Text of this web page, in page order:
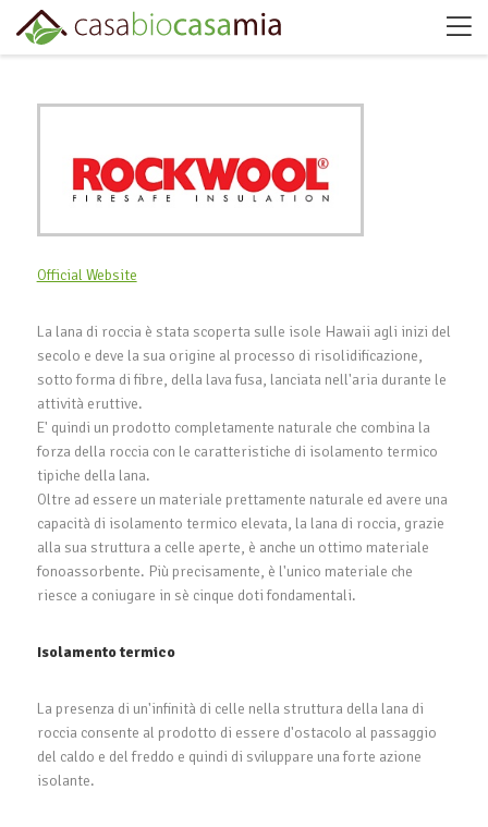
Official Website
La lana di roccia è stata scoperta sulle isole Hawaii agli inizi del
secolo e deve la sua origine al processo di risolidificazione,
sotto forma di fibre, della lava fusa, lanciata nell'aria durante le
attività eruttive.
E' quindi un prodotto completamente naturale che combina la
forza della roccia con le caratteristiche di isolamento termico
tipiche della lana.
Oltre ad essere un materiale prettamente naturale ed avere una
capacità di isolamento termico elevata, la lana di roccia, grazie
alla sua struttura a celle aperte, è anche un ottimo materiale
fonoassorbente. Più precisamente, è l'unico materiale che
riesce a coniugare in sè cinque doti fondamentali.
Isolamento termico
La presenza di un'infinità di celle nella struttura della lana di
roccia consente al prodotto di essere d'ostacolo al passaggio
del caldo e del freddo e quindi di sviluppare una forte azione
isolante.